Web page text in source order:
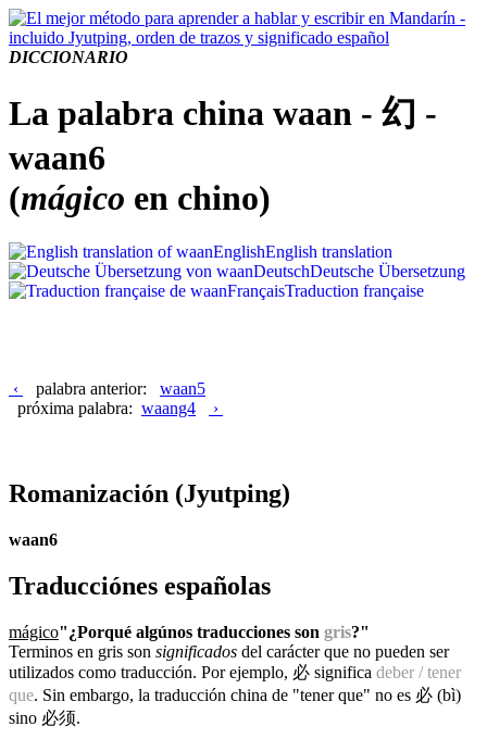
DICCIONARIO
La palabra china waan - 幻 -
waan6
(mágico en chino)
EnglishEnglish translation
DeutschDeutsche Übersetzung
FrançaisTraduction française
‹ palabra anterior: waan5
próxima palabra: waang4 ›
Romanización (Jyutping)
waan6
Traducciónes españolas
mágico"¿Porqué algúnos traducciones son gris?"
Terminos en gris son significados del carácter que no pueden ser
utilizados como traducción. Por ejemplo, 必 significa deber / tener
que. Sin embargo, la traducción china de "tener que" no es 必 (bì)
sino 必须.